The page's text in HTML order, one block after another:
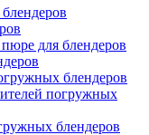
для блендеров
блендеров
погружных
блендеров